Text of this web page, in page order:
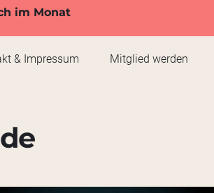
im Monat
& Impressum Mitglied werden